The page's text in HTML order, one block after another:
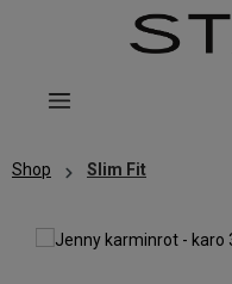
Zum Hauptinhalt springen
Shop Slim Fit